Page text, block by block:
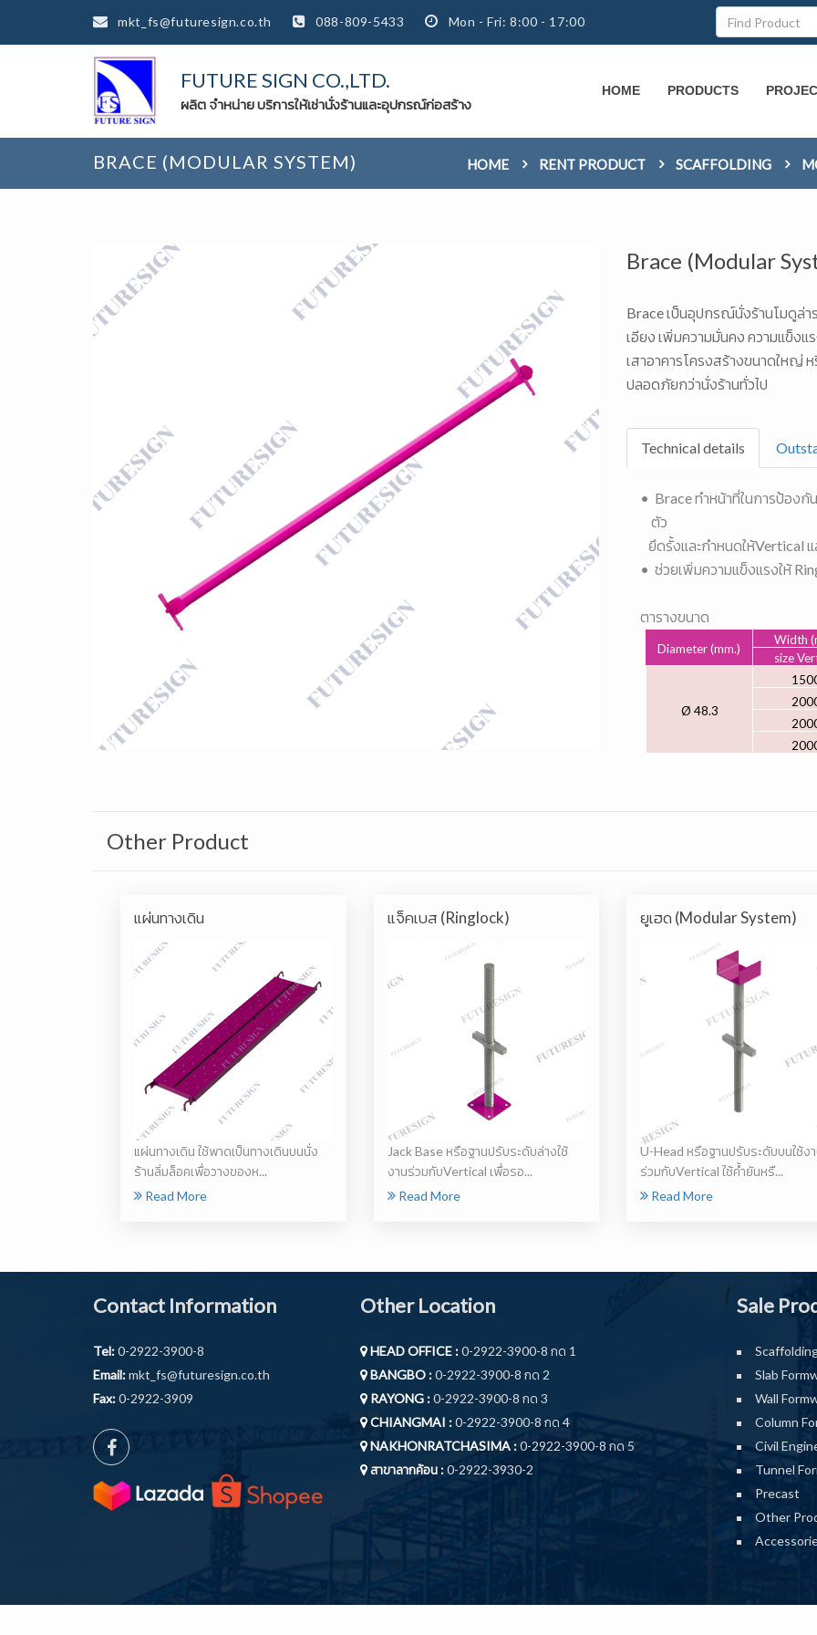
mkt_fs@futuresign.co.th 088-809-5433 Mon - Fri: 8:00 - 17:00
FUTURE SIGN CO.,LTD.
ผลิต จำหน่าย บริการให้เช่านั่งร้านและอุปกรณ์ก่อสร้าง
HOME PRODUCTS
BRACE (MODULAR SYSTEM) HOME RENT PRODUCT SCAFFOLDING
Brace (Modular
Brace เป็นอุปกรณ์นั่งร้านโมดูล่า
เอียง เพิ่มความมั่นคง ความแข็งแ
เสาอาคารโครงสร้างขนาดใหญ่
ปลอดภัยกว่านั่งร้านทั่วไป
Technical details
• Brace ทำหน้าที่ในการป้อง
ตัว
ยึดรั้งและกำหนดให้Vertical
• ช่วยเพิ่มความแข็งแรงให้
ตารางขนาด
Diameter (mm.)
Width
size
Ø 48.3
Other Product
แผ่นทางเดิน
แผ่นทางเดิน ใช้พาดเป็นทางเดินบนนั่ง
ร้านลิ่มล็อคเพื่อวางของห...
Read More
แจ็คเบส (Ringlock)
Jack Base หรือฐานปรับระดับล่างใช้
งานร่วมกับVertical เพื่อรอ...
Read More
ยูเฮด (Modular System)
U-Head หรือฐานปรับระดับบนใช้ง
ร่วมกับVertical ใช้ค้ำยันหรื...
Read More
Contact Information
Tel:0-2922-3900-8
Email:mkt_fs@futuresign.co.th
Fax:0-2922-3909
Other Location
HEAD OFFICE :0-2922-3900-8 กด 1
BANGBO :0-2922-3900-8 กด 2
RAYONG :0-2922-3900-8 กด 3
CHIANGMAI :0-2922-3900-8 กด 4
NAKHONRATCHASIMA :0-2922-3900-8 กด 5
สาขาลากค้อน :0-2922-3930-2
Sale
Slab
Wall
Column
Civil
Tunnel
Precast
Other